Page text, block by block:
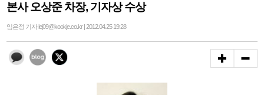
본사 오상준 차장, 기자상 수상
임은정 기자 iej09@kookje.co.kr | 2012.04.25 19:28